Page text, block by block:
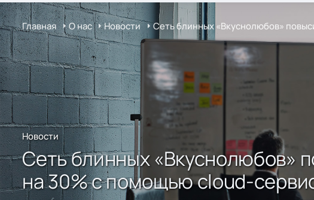
Главная О нас Новости Сеть блинных «Вкуснолюбов»
Новости
Сеть блинных «Вкуснолюбов»
на 30% с помощью cloud-